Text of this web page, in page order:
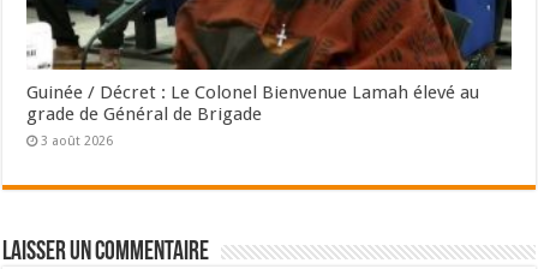
Guinée / Décret : Le Colonel Bienvenue Lamah élevé au
grade de Général de Brigade
3 août 2026
Laisser un commentaire